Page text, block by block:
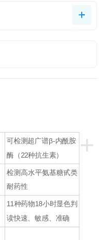
+
可检测超广谱β-内酰胺
酶（22种抗生素）
检测高水平氨基糖甙类
耐药性
11种药物18小时显色判
读快速、敏感、准确